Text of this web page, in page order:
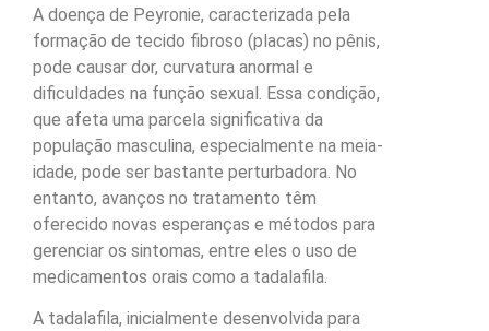
A doença de Peyronie, caracterizada pela
formação de tecido fibroso (placas) no pênis,
pode causar dor, curvatura anormal e
dificuldades na função sexual. Essa condição,
que afeta uma parcela significativa da
população masculina, especialmente na meia-
idade, pode ser bastante perturbadora. No
entanto, avanços no tratamento têm
oferecido novas esperanças e métodos para
gerenciar os sintomas, entre eles o uso de
medicamentos orais como a tadalafila.
A tadalafila, inicialmente desenvolvida para